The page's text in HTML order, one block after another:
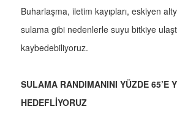
Buharlaşma, iletim kayıpları, eskiyen
sulama gibi nedenlerle suyu bitkiye
kaybedebiliyoruz.
SULAMA RANDIMANINI YÜZDE 65’E
HEDEFLİYORUZ